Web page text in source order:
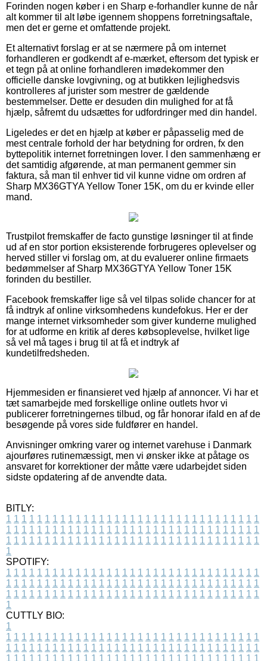
Forinden nogen køber i en Sharp e-forhandler kunne de når
alt kommer til alt løbe igennem shoppens forretningsaftale,
men det er gerne et omfattende projekt.
Et alternativt forslag er at se nærmere på om internet
forhandleren er godkendt af e-mærket, eftersom det typisk er
et tegn på at online forhandleren imødekommer den
officielle danske lovgivning, og at butikken lejlighedsvis
kontrolleres af jurister som mestrer de gældende
bestemmelser. Dette er desuden din mulighed for at få
hjælp, såfremt du udsættes for udfordringer med din handel.
Ligeledes er det en hjælp at køber er påpasselig med de
mest centrale forhold der har betydning for ordren, fx den
byttepolitik internet forretningen lover. I den sammenhæng er
det samtidig afgørende, at man permanent gemmer sin
faktura, så man til enhver tid vil kunne vidne om ordren af
Sharp MX36GTYA Yellow Toner 15K, om du er kvinde eller
mand.
Trustpilot fremskaffer de facto gunstige løsninger til at finde
ud af en stor portion eksisterende forbrugeres oplevelser og
herved stiller vi forslag om, at du evaluerer online firmaets
bedømmelser af Sharp MX36GTYA Yellow Toner 15K
forinden du bestiller.
Facebook fremskaffer lige så vel tilpas solide chancer for at
få indtryk af online virksomhedens kundefokus. Her er der
mange internet virksomheder som giver kunderne mulighed
for at udforme en kritik af deres købsoplevelse, hvilket lige
så vel må tages i brug til at få et indtryk af
kundetilfredsheden.
Hjemmesiden er finansieret ved hjælp af annoncer. Vi har et
tæt samarbejde med forskellige online outlets hvor vi
publicerer forretningernes tilbud, og får honorar ifald en af de
besøgende på vores side fuldfører en handel.
Anvisninger omkring varer og internet varehuse i Danmark
ajourføres rutinemæssigt, men vi ønsker ikke at påtage os
ansvaret for korrektioner der måtte være udarbejdet siden
sidste opdatering af de anvendte data.
BITLY:
1 1 1 1 1 1 1 1 1 1 1 1 1 1 1 1 1 1 1 1 1 1 1 1 1 1 1 1 1 1 1 1 1
1 1 1 1 1 1 1 1 1 1 1 1 1 1 1 1 1 1 1 1 1 1 1 1 1 1 1 1 1 1 1 1 1
1 1 1 1 1 1 1 1 1 1 1 1 1 1 1 1 1 1 1 1 1 1 1 1 1 1 1 1 1 1 1 1 1
1
SPOTIFY:
1 1 1 1 1 1 1 1 1 1 1 1 1 1 1 1 1 1 1 1 1 1 1 1 1 1 1 1 1 1 1 1 1
1 1 1 1 1 1 1 1 1 1 1 1 1 1 1 1 1 1 1 1 1 1 1 1 1 1 1 1 1 1 1 1 1
1 1 1 1 1 1 1 1 1 1 1 1 1 1 1 1 1 1 1 1 1 1 1 1 1 1 1 1 1 1 1 1 1
1
CUTTLY BIO:
1
1 1 1 1 1 1 1 1 1 1 1 1 1 1 1 1 1 1 1 1 1 1 1 1 1 1 1 1 1 1 1 1 1
1 1 1 1 1 1 1 1 1 1 1 1 1 1 1 1 1 1 1 1 1 1 1 1 1 1 1 1 1 1 1 1 1
1 1 1 1 1 1 1 1 1 1 1 1 1 1 1 1 1 1 1 1 1 1 1 1 1 1 1 1 1 1 1 1 1